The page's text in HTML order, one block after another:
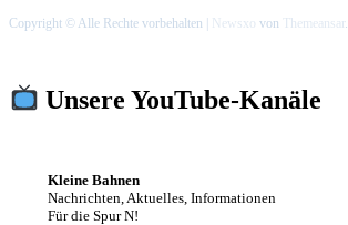
Copyright © Alle Rechte vorbehalten Newsxo von Themeansar.
Unsere YouTube-Kanäle
Kleine Bahnen
Nachrichten, Aktuelles, Informationen
Für die Spur N!